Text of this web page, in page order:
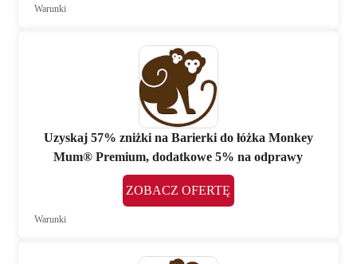
Warunki
Uzyskaj 57% zniżki na Barierki do łóżka Monkey
Mum® Premium, dodatkowe 5% na odprawy
ZOBACZ OFERTĘ
Warunki